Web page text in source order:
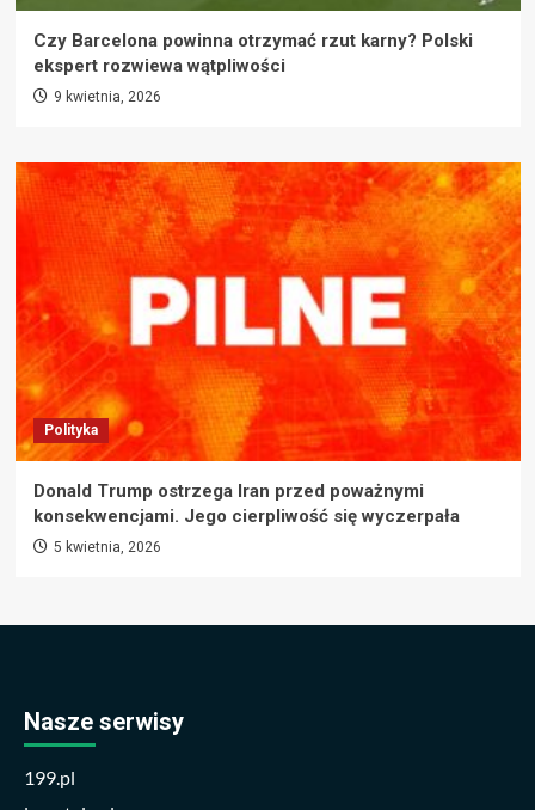
Czy Barcelona powinna otrzymać rzut karny? Polski
ekspert rozwiewa wątpliwości
9 kwietnia, 2026
Polityka
Donald Trump ostrzega Iran przed poważnymi
konsekwencjami. Jego cierpliwość się wyczerpała
5 kwietnia, 2026
Nasze serwisy
199.pl